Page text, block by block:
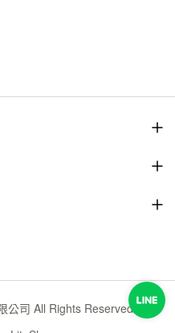
司 All Rights Reserved.